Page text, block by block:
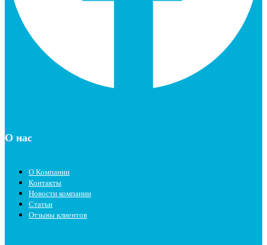
О нас
О Компании
Контакты
Новости компании
Статьи
Отзывы клиентов